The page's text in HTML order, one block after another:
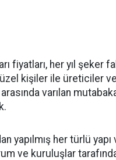
fiyatları, her yıl şeker
kişiler ile üreticiler
varılan
yapılmış her türlü
ve kuruluşlar